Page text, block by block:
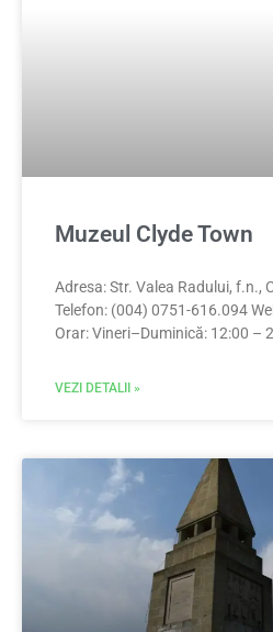
Muzeul Clyde Town
Adresa: Str. Valea Radului, f.n.,
Telefon: (004) 0751-616.094
Orar: Vineri–Duminică: 12:00 –
VEZI DETALII »